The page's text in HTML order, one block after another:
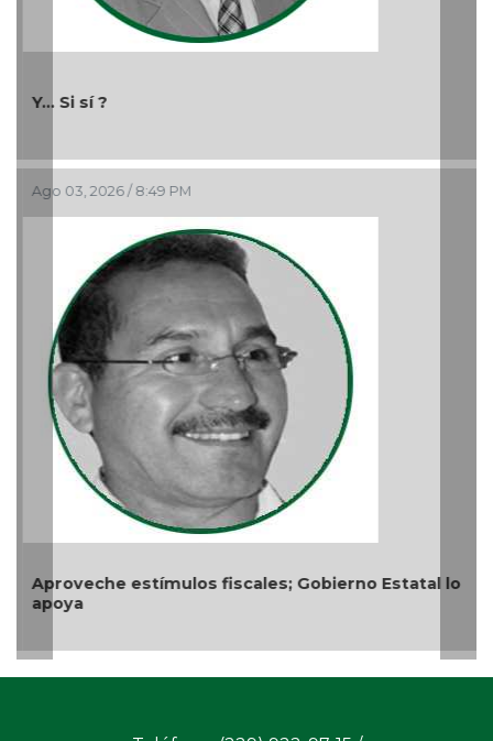
Y... Si sí ?
Ago 03, 2026 / 8:49 PM
Aproveche estímulos fiscales; Gobierno Estatal lo
apoya